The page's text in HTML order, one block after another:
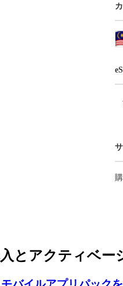
とアクティベー